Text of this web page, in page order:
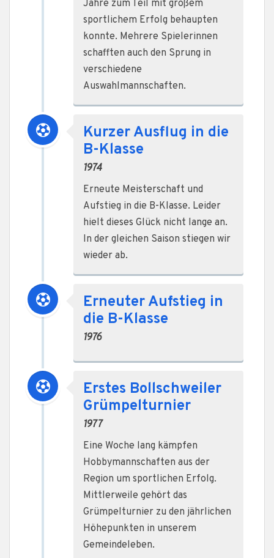
Jahre zum Teil mit großem
sportlichem Erfolg behaupten
konnte. Mehrere Spielerinnen
schafften auch den Sprung in
verschiedene
Auswahlmannschaften.
Kurzer Ausflug in die
B-Klasse
1974
Erneute Meisterschaft und
Aufstieg in die B-Klasse. Leider
hielt dieses Glück nicht lange an.
In der gleichen Saison stiegen wir
wieder ab.
Erneuter Aufstieg in
die B-Klasse
1976
Erstes Bollschweiler
Grümpelturnier
1977
Eine Woche lang kämpfen
Hobbymannschaften aus der
Region um sportlichen Erfolg.
Mittlerweile gehört das
Grümpelturnier zu den jährlichen
Höhepunkten in unserem
Gemeindeleben.